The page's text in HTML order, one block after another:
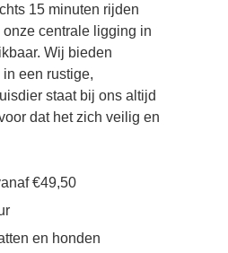
15 minuten rijden
centrale ligging in
Wij bieden
een rustige,
staat bij ons altijd
dat het zich veilig en
€49,50
en honden